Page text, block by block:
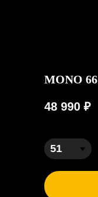
MONO 66
48 990 ₽